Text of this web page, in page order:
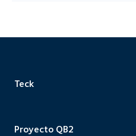
Teck
Proyecto QB2